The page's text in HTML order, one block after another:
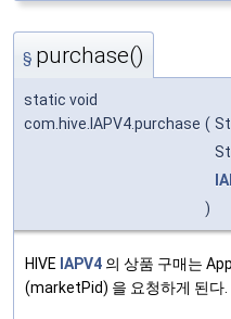
§ purchase()
static void
com.hive.IAPV4.purchase (
)
HIVE IAPV4 의 상품 구매는
(marketPid) 을 요청하게 된다.